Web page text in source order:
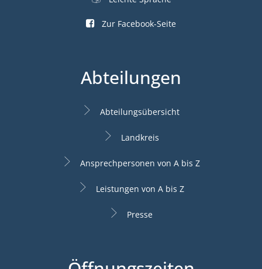
Zur Facebook-Seite
Abteilungen
Abteilungsübersicht
Landkreis
Ansprechpersonen von A bis Z
Leistungen von A bis Z
Presse